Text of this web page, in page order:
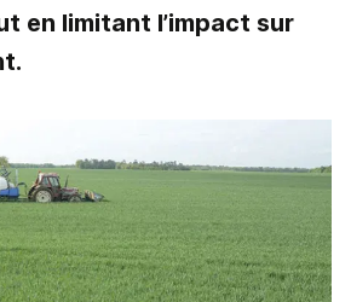
en limitant l’impact sur